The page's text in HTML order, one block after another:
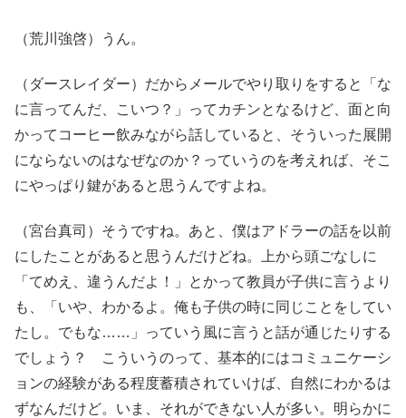
（荒川強啓）うん。
（ダースレイダー）だからメールでやり取りをすると「な
に言ってんだ、こいつ？」ってカチンとなるけど、面と向
かってコーヒー飲みながら話していると、そういった展開
にならないのはなぜなのか？っていうのを考えれば、そこ
にやっぱり鍵があると思うんですよね。
（宮台真司）そうですね。あと、僕はアドラーの話を以前
にしたことがあると思うんだけどね。上から頭ごなしに
「てめえ、違うんだよ！」とかって教員が子供に言うより
も、「いや、わかるよ。俺も子供の時に同じことをしてい
たし。でもな……」っていう風に言うと話が通じたりする
でしょう？ こういうのって、基本的にはコミュニケーシ
ョンの経験がある程度蓄積されていけば、自然にわかるは
ずなんだけど。いま、それができない人が多い。明らかに